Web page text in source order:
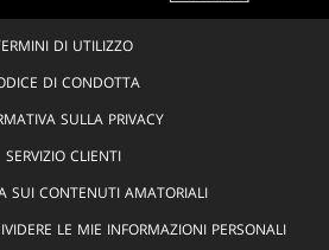
DI UTILIZZO
DI CONDOTTA
SULLA PRIVACY
SERVIZIO CLIENTI
SUI CONTENUTI AMATORIALI
LE MIE INFORMAZIONI PERSONALI